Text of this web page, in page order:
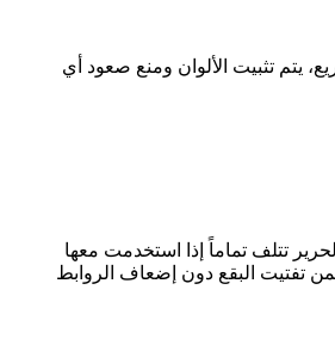
يتم تثبيت الألوان ومنع صعود أي
تتلف تماماً إذا استخدمت معها
تفتيت البقع دون إضعاف الروابط